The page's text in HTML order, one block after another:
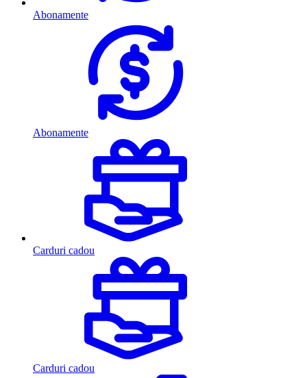
Abonamente
Abonamente
Carduri cadou
Carduri cadou